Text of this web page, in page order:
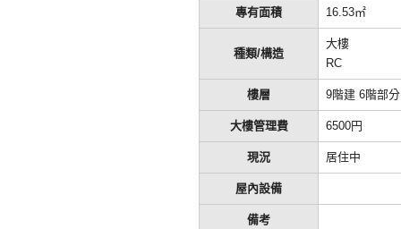
專有面積 16.53㎡
種類/構造
大樓
RC
樓層 9階建 6階部分
大樓管理費 6500円
現況 居住中
屋內設備
備考